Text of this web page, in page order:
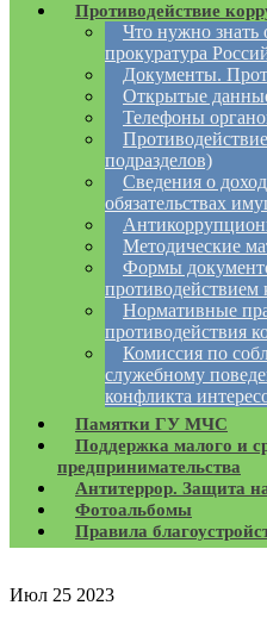
Противодействие
Что нужно знать
прокуратура
Документы.
Открытые
Телефоны
подразделов)
Сведения о
обязательствах
Методические
Формы
противодействием
Нормативные
противодействия
Комиссия по
служебному
конфликта
Памятки ГУ МЧС
Поддержка малого и
предпринимательства
Антитеррор. Защита
Фотоальбомы
Правила
Июл 25 2023